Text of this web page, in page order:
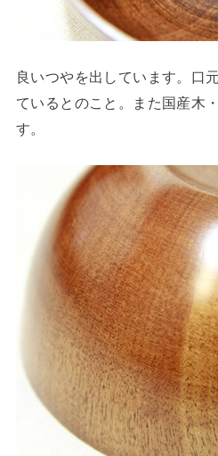
良いつやを出しています。口
ているとのこと。また国産木
す。